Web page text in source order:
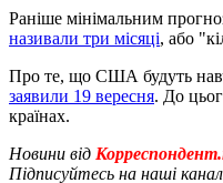
Раніше мінімальним
називали три місяці, або
Про те, що США будуть
заявили 19 вересня. До
країнах.
Новини від
Підписуйтесь на наші